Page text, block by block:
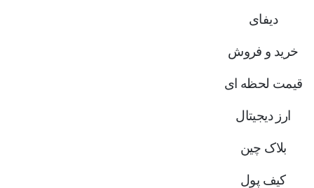
دیفای
خرید و فروش
قیمت لحظه ای
ارز دیجیتال
بلاک‌ چین
کیف پول